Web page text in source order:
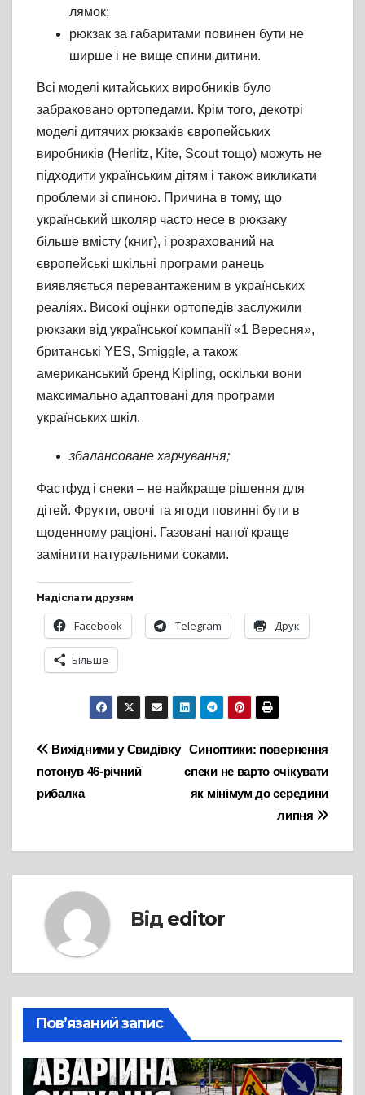
лямок;
рюкзак за габаритами повинен бути не
ширше і не вище спини дитини.
Всі моделі китайських виробників було
забраковано ортопедами. Крім того, декотрі
моделі дитячих рюкзаків європейських
виробників (Herlitz, Kite, Scout тощо) можуть не
підходити українським дітям і також викликати
проблеми зі спиною. Причина в тому, що
український школяр часто несе в рюкзаку
більше вмісту (книг), і розрахований на
європейські шкільні програми ранець
виявляється перевантаженим в українських
реаліях. Високі оцінки ортопедів заслужили
рюкзаки від української компанії «1 Вересня»,
британські YES, Smiggle, а також
американський бренд Kipling, оскільки вони
максимально адаптовані для програми
українських шкіл.
збалансоване харчування;
Фастфуд і снеки – не найкраще рішення для
дітей. Фрукти, овочі та ягоди повинні бути в
щоденному раціоні. Газовані напої краще
замінити натуральними соками.
Надіслати друзям
Facebook Telegram Друк
Більше
Навігація
записів
Синоптики: повернення
спеки не варто очікувати
як мінімум до середини
липня
Вихідними у Свидівку
потонув 46-річний
рибалка
Від editor
Пов’язаний запис